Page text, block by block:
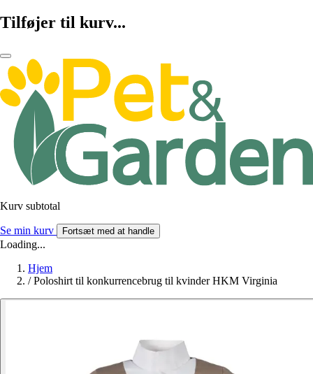
Tilføjer til kurv...
Kurv subtotal
Se min kurv Fortsæt med at handle
Loading...
Hjem
/ Poloshirt til konkurrencebrug til kvinder HKM Virginia